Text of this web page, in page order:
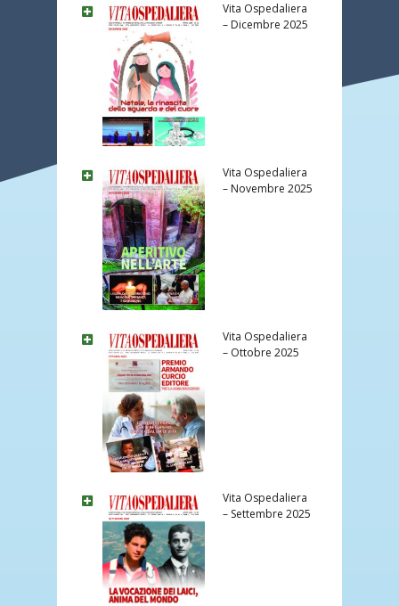
Vita Ospedaliera
– Dicembre 2025
Vita Ospedaliera
– Novembre 2025
Vita Ospedaliera
– Ottobre 2025
Vita Ospedaliera
– Settembre 2025